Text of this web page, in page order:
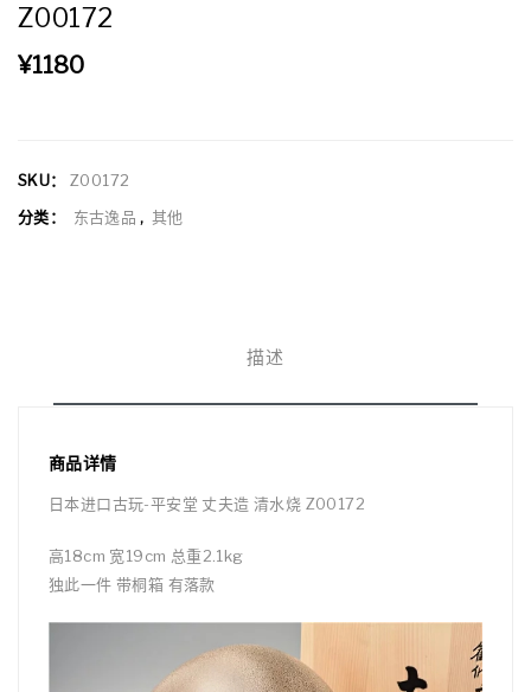
Z00172
¥1180
SKU： Z00172
分类：
东古逸品 , 其他
描述
商品详情
日本进口古玩-平安堂 丈夫造 清水烧 Z00172
高18cm 宽19cm 总重2.1kg
独此一件 带桐箱 有落款